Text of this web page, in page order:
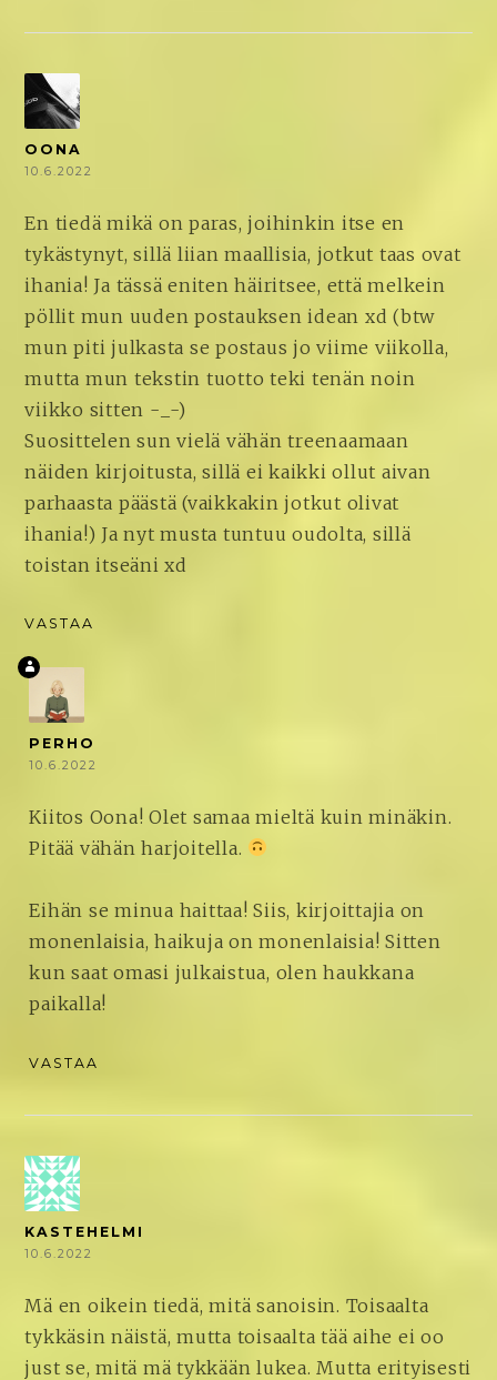
OONA
10.6.2022
En tiedä mikä on paras, joihinkin itse en
tykästynyt, sillä liian maallisia, jotkut taas ovat
ihania! Ja tässä eniten häiritsee, että melkein
pöllit mun uuden postauksen idean xd (btw
mun piti julkasta se postaus jo viime viikolla,
mutta mun tekstin tuotto teki tenän noin
viikko sitten -_-)
Suosittelen sun vielä vähän treenaamaan
näiden kirjoitusta, sillä ei kaikki ollut aivan
parhaasta päästä (vaikkakin jotkut olivat
ihania!) Ja nyt musta tuntuu oudolta, sillä
toistan itseäni xd
VASTAA
PERHO
10.6.2022
Kiitos Oona! Olet samaa mieltä kuin minäkin.
Pitää vähän harjoitella.
Eihän se minua haittaa! Siis, kirjoittajia on
monenlaisia, haikuja on monenlaisia! Sitten
kun saat omasi julkaistua, olen haukkana
paikalla!
VASTAA
KASTEHELMI
10.6.2022
Mä en oikein tiedä, mitä sanoisin. Toisaalta
tykkäsin näistä, mutta toisaalta tää aihe ei oo
just se, mitä mä tykkään lukea. Mutta erityisesti